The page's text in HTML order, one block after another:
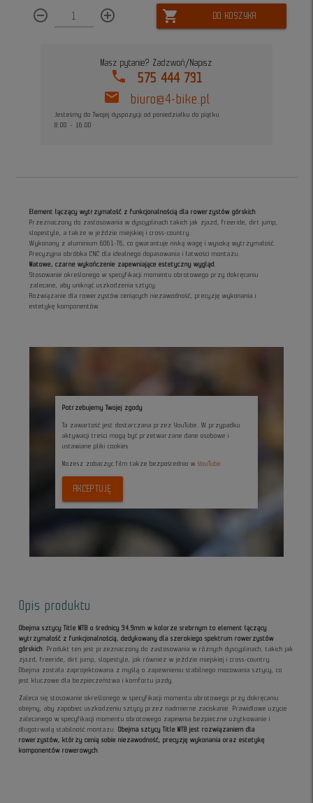
remove_circle_outline add_circle_outline shopping_cart DO KOSZYKA
Masz pytanie? Zadzwoń/Napisz
phone 575 444 731
mail biuro@4-bike.pl
Jesteśmy do Twojej dyspozycji od poniedziałku do piątku
8:00 - 16:00
Element łączący wytrzymałość z funkcjonalnością dla rowerzystów górskich.
Przeznaczony do zastosowania w dyscyplinach takich jak zjazd, freeride, dirt jump,
slopestyle, a także w jeździe miejskiej i cross-country.
Wykonany z aluminium 6061-T6, co gwarantuje niską wagę i wysoką wytrzymałość.
Precyzyjna obróbka CNC dla idealnego dopasowania i łatwości montażu.
Matowe, czarne wykończenie zapewniające estetyczny wygląd.
Stosowanie określonego w specyfikacji momentu obrotowego przy dokręcaniu
zalecane, aby uniknąć uszkodzenia sztycy.
Rozwiązanie dla rowerzystów ceniących niezawodność, precyzję wykonania i
estetykę komponentów.
Potrzebujemy Twojej zgody
Ta zawartość jest dostarczana przez YouTube. W przypadku
aktywacji treści mogą być przetwarzane dane osobowe i
ustawiane pliki cookies.
Możesz zobaczyc film także bezpośrednio w YouTube
AKCEPTUJĘ
Opis produktu
Obejma sztycy Title MTB o średnicy 34.9mm w kolorze srebrnym to element łączący
wytrzymałość z funkcjonalnością, dedykowany dla szerokiego spektrum rowerzystów
górskich. Produkt ten jest przeznaczony do zastosowania w różnych dyscyplinach, takich jak
zjazd, freeride, dirt jump, slopestyle, jak również w jeździe miejskiej i cross-country.
Obejma została zaprojektowana z myślą o zapewnieniu stabilnego mocowania sztycy, co
jest kluczowe dla bezpieczeństwa i komfortu jazdy.
Zaleca się stosowanie określonego w specyfikacji momentu obrotowego przy dokręcaniu
obejmy, aby zapobiec uszkodzeniu sztycy przez nadmierne zaciskanie. Prawidłowe użycie
zalecanego w specyfikacji momentu obrotowego zapewnia bezpieczne użytkowanie i
długotrwałą stabilność montażu. Obejma sztycy Title MTB jest rozwiązaniem dla
rowerzystów, którzy cenią sobie niezawodność, precyzję wykonania oraz estetykę
komponentów rowerowych.